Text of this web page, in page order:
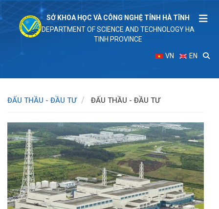
SỞ KHOA HỌC VÀ CÔNG NGHỆ TỈNH HÀ TĨNH
DEPARTMENT OF SCIENCE AND TECHNOLOGY HA
TINH PROVINCE
VN EN
ĐẤU THẦU - ĐẦU TƯ ĐẤU THẦU - ĐẦU TƯ